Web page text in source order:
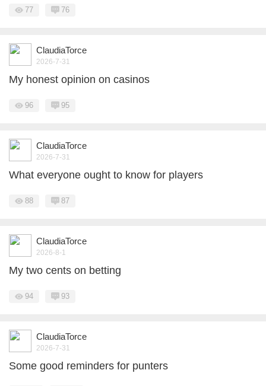
77 76
ClaudiaTorce
2026-7-31
My honest opinion on casinos
96 95
ClaudiaTorce
2026-7-31
What everyone ought to know for players
88 87
ClaudiaTorce
2026-8-1
My two cents on betting
94 93
ClaudiaTorce
2026-7-31
Some good reminders for punters